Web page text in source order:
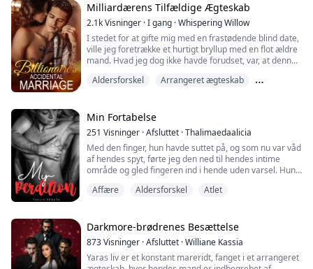
han, mens hans hånd var ved at glide ind i mine trusser,
da jeg stoppede ham.
Nej, jeg kan ikke lade...
Milliardærens Tilfældige Ægteskab
2.1kVisninger ·I gang ·Whispering Willow
I stedet for at gifte mig med en frastødende blind date,
ville jeg foretrække et hurtigt bryllup med en flot ældre
mand. Hvad jeg dog ikke havde forudset, var, at denne
være ikke kun venlig og omsorgsfuld, men også en
(Jeg kan varmt anbefale en fængslende bog, som jeg
ikke kunne lægge fra mig i tre dage og nætter. Den e...
Aldersforskel
Arrangeret ægteskab
Min Fortabelse
251 Visninger ·Afsluttet ·Thalimaedaalicia
Med den finger, hun havde suttet på, og som nu var våd
af hendes spyt, førte jeg den ned til hendes intime
område og gled fingeren ind i hende uden varsel. Hun
fast i hendes hals.
støn," sagde jeg, mens jeg langsomt bevægede
fingeren inde i hende.
**
Affære Aldersforskel Atlet
Darkmore-brødrenes Besættelse
873Visninger ·Afsluttet ·Williane Kassia
Yaras liv er et konstant mareridt, fanget i et arrangeret